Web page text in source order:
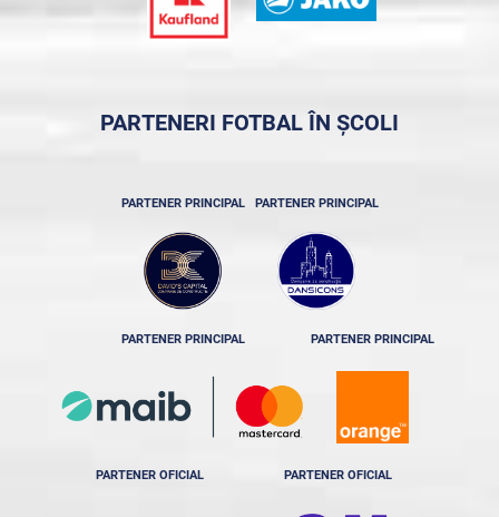
PARTENERI FOTBAL ÎN ȘCOLI
PARTENER PRINCIPAL PARTENER PRINCIPAL
PARTENER PRINCIPAL PARTENER PRINCIPAL
PARTENER OFICIAL PARTENER OFICIAL